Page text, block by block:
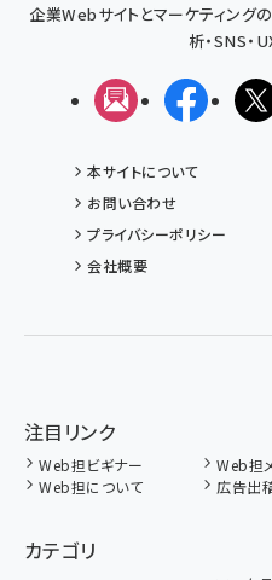
企業Webサイトとマーケティング
析・SNS・
メルマガ
本サイトについて
お問い合わせ
プライバシーポリシー
会社概要
注目リンク
Web担ビギナー Web担
Web担について
広告出
カテゴリ